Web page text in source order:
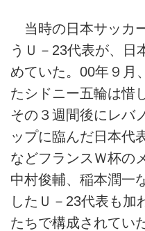
当時の日本サッカ
うＵ－23代表が、日
めていた。00年９月
たシドニー五輪は惜
その３週間後にレバ
ップに臨んだ日本代
などフランスＷ杯の
中村俊輔、稲本潤一
したＵ－23代表も加
たちで構成されていた